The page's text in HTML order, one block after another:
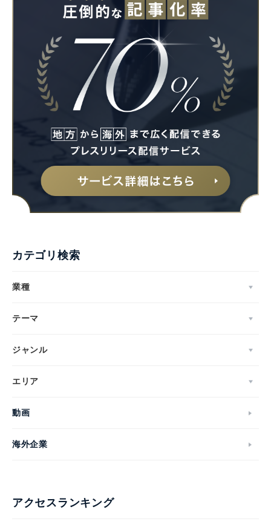
カテゴリ検索
業種
テーマ
ジャンル
エリア
動画
海外企業
アクセスランキング